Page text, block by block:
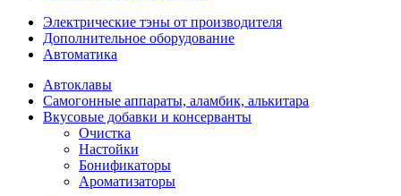
Электрические тэны от производителя
Дополнительное оборудование
Автоматика
Автоклавы
Самогонные аппараты, аламбик, алькитара
Вкусовые добавки и консерванты
Очистка
Настойки
Бонификаторы
Ароматизаторы